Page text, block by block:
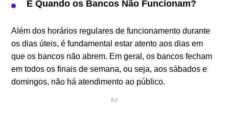
E Quando os Bancos Não Funcionam?
Além dos horários regulares de funcionamento durante
os dias úteis, é fundamental estar atento aos dias em
que os bancos não abrem. Em geral, os bancos fecham
em todos os finais de semana, ou seja, aos sábados e
domingos, não há atendimento ao público.
Ad